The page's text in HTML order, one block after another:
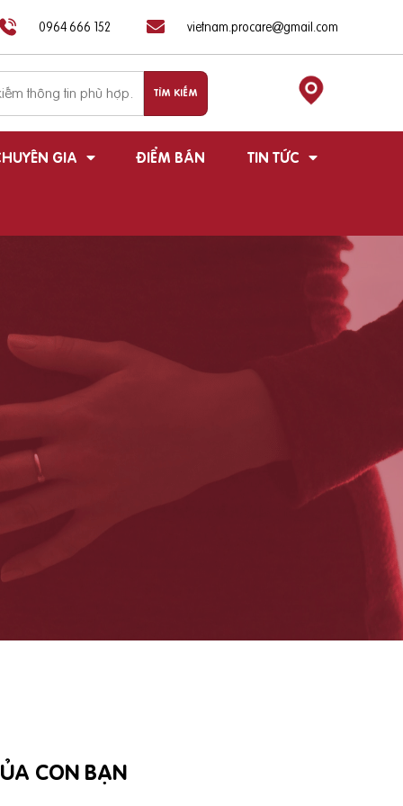
0964 666 152 vietnam.procare@gmail.com
GIA ĐIỂM BÁN TIN TỨC
CON BẠN